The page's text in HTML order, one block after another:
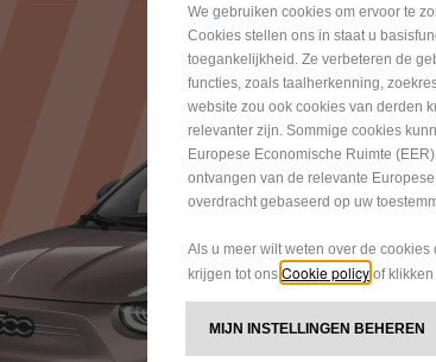
We gebruiken cookies om ervoor te
Cookies stellen ons in staat u
toegankelijkheid. Ze verbeteren de
functies, zoals taalherkenning,
website zou ook cookies van derden
relevanter zijn. Sommige cookies
Europese Economische Ruimte
ontvangen van de relevante
overdracht gebaseerd op uw
Als u meer wilt weten over de
krijgen tot ons Cookie policy of klikken
MIJN INSTELLINGEN BEHEREN